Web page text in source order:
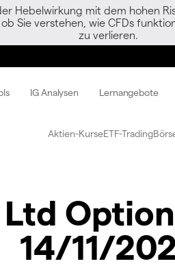
Hebelwirkung mit dem hohen
Sie verstehen, wie CFDs
zu verlieren.
IG Analysen Lernangebote
Aktien-KurseETF-Trading
14/11/